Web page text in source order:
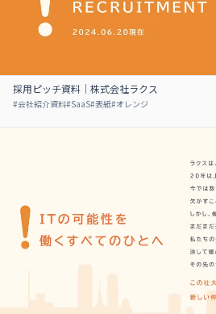
採用ピッチ資料｜株式会社ラクス
#会社紹介資料#SaaS#表紙#オレンジ